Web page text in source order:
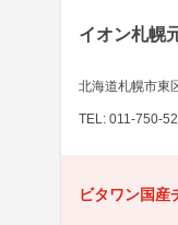
イオン札幌
北海道札幌市東
TEL: 011-750-
ビタワン国産